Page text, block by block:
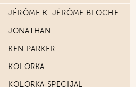
JÉRÔME K. JÉRÔME BLOCHE
JONATHAN
KEN PARKER
KOLORKA
KOLORKA SPECIJAL